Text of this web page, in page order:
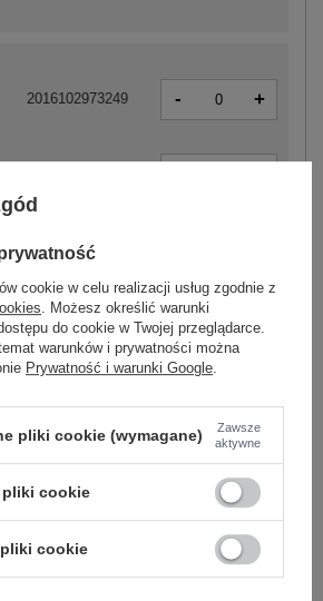
2016102973249 - +
2016102973270 -
-
pomożemy.
cookie w celu realizacji usług zgodnie z
. Możesz określić warunki
do cookie w Twojej przeglądarce.
warunków i prywatności można
Prywatność i warunki Google.
pliki cookie (wymagane)
Zawsze
aktywne
cookie
cookie